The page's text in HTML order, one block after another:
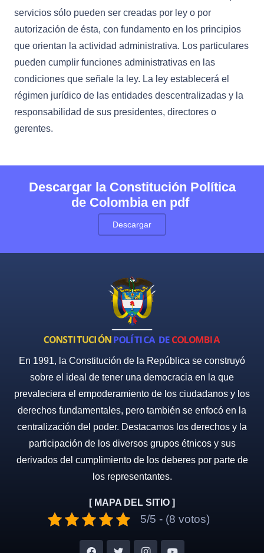
servicios sólo pueden ser creadas por ley o por
autorización de ésta, con fundamento en los principios
que orientan la actividad administrativa. Los particulares
pueden cumplir funciones administrativas en las
condiciones que señale la ley. La ley establecerá el
régimen jurídico de las entidades descentralizadas y la
responsabilidad de sus presidentes, directores o
gerentes.
Descargar la Constitución Política
de Colombia en pdf
Descargar
En 1991, la Constitución de la República se construyó
sobre el ideal de tener una democracia en la que
prevaleciera el empoderamiento de los ciudadanos y los
derechos fundamentales, pero también se enfocó en la
centralización del poder. Destacamos los derechos y la
participación de los diversos grupos étnicos y sus
derivados del cumplimiento de los deberes por parte de
los representantes.
[ MAPA DEL SITIO ]
5/5 - (8 votos)